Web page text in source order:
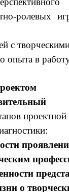
ролевых
с
опыта в
проектной
о